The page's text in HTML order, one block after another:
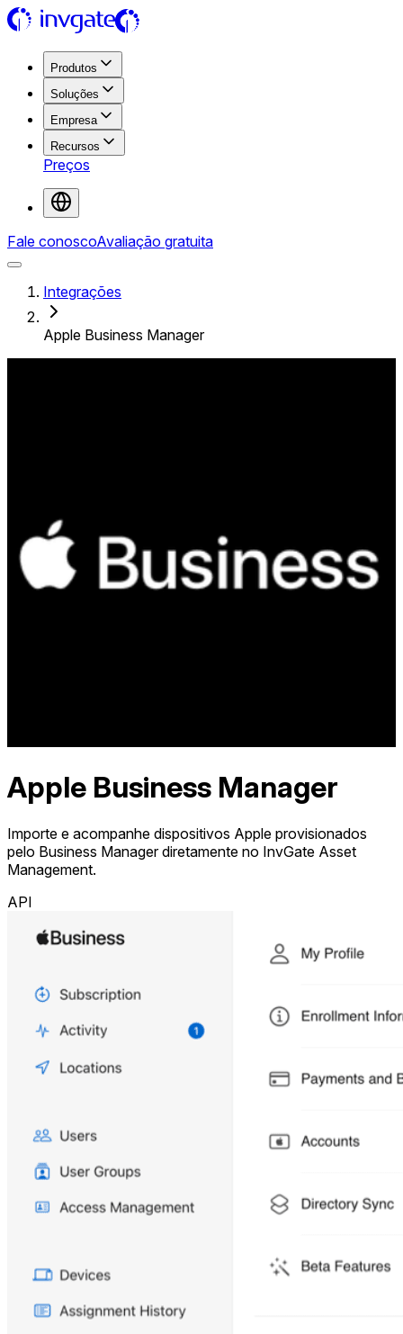
Produtos
Soluções
Empresa
Recursos
Preços
Fale conoscoAvaliação gratuita
Integrações
Apple Business Manager
Apple Business Manager
Importe e acompanhe dispositivos Apple provisionados
pelo Business Manager diretamente no InvGate Asset
Management.
API